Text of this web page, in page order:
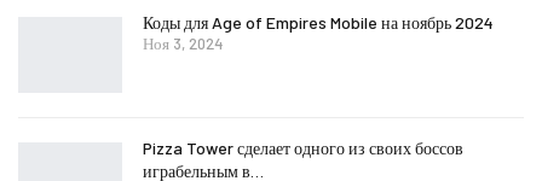
Коды для Age of Empires Mobile на ноябрь 2024
Ноя 3, 2024
Pizza Tower сделает одного из своих боссов
играбельным в…